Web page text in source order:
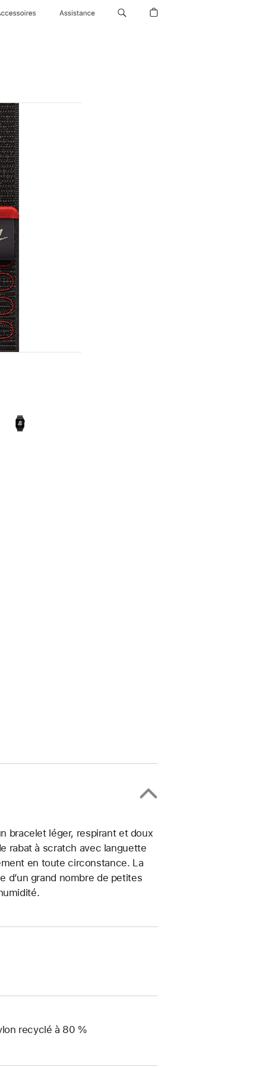
Assistance
bracelet léger, respirant et doux
rabat à scratch avec languette
en toute circonstance. La
d’un grand nombre de petites
recyclé à 80 %